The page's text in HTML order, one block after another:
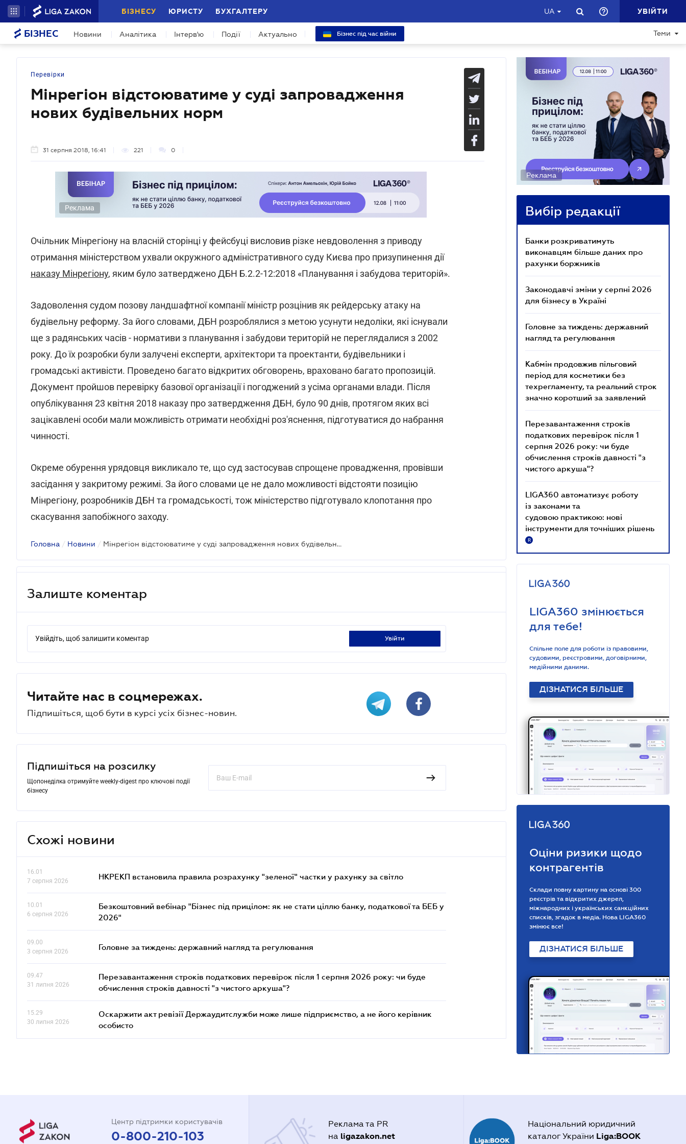
БІЗНЕСУ ЮРИСТУ БУХГАЛТЕРУ UA УВІЙТИ
БІЗНЕС Новини Аналітика Інтерв'ю Події Актуально Бізнес під час війни Теми
Перевірки
Мінрегіон відстоюватиме у суді запровадження
нових будівельних норм
31 серпня 2018, 16:41 221 0
Реклама
Очільник Мінрегіону на власній сторінці у фейсбуці висловив різке невдоволення з приводу
отримання міністерством ухвали окружного адміністративного суду Києва про призупинення дії
наказу Мінрегіону, яким було затверджено ДБН Б.2.2-12:2018 «Планування і забудова територій».
Задоволення судом позову ландшафтної компанії міністр розцінив як рейдерську атаку на
будівельну реформу. За його словами, ДБН розроблялися з метою усунути недоліки, які існували
ще з радянських часів - нормативи з планування і забудови територій не переглядалися з 2002
року. До їх розробки були залучені експерти, архітектори та проектанти, будівельники і
громадські активісти. Проведено багато відкритих обговорень, враховано багато пропозицій.
Документ пройшов перевірку базової організації і погоджений з усіма органами влади. Після
опублікування 23 квітня 2018 наказу про затвердження ДБН, було 90 днів, протягом яких всі
зацікавлені особи мали можливість отримати необхідні роз'яснення, підготуватися до набрання
чинності.
Окреме обурення урядовця викликало те, що суд застосував спрощене провадження, провівши
засідання у закритому режимі. За його словами це не дало можливості відстояти позицію
Мінрегіону, розробників ДБН та громадськості, тож міністерство підготувало клопотання про
скасування запобіжного заходу.
Головна / Новини / Мінрегіон відстоюватиме у суді запровадження нових будівельних норм
Залиште коментар
Увійдіть, щоб залишити коментар увійти
Читайте нас в соцмережах.
Підпишіться, щоб бути в курсі усіх бізнес-новин.
Підпишіться на розсилку
Щопонеділка отримуйте weekly-digest про ключові події
бізнесу
Схожі новини
16.01
7 серпня 2026
НКРЕКП встановила правила розрахунку "зеленої" частки у рахунку за світло
10.01
6 серпня 2026
Безкоштовний вебінар "Бізнес під прицілом: як не стати ціллю банку, податкової та БЕБ у
2026"
09.00
3 серпня 2026
Головне за тиждень: державний нагляд та регулювання
09.47
31 липня 2026
Перезавантаження строків податкових перевірок після 1 серпня 2026 року: чи буде
обчислення строків давності "з чистого аркуша"?
15.29
30 липня 2026
Оскаржити акт ревізії Держаудитслужби може лише підприємство, а не його керівник
особисто
Реклама
Вибір редакції
Банки розкриватимуть
виконавцям більше даних про
рахунки боржників
Законодавчі зміни у серпні 2026
для бізнесу в Україні
Головне за тиждень: державний
нагляд та регулювання
Кабмін продовжив пільговий
період для косметики без
техрегламенту, та реальний строк
значно коротший за заявлений
Перезавантаження строків
податкових перевірок після 1
серпня 2026 року: чи буде
обчислення строків давності "з
чистого аркуша"?
LIGA360 автоматизує роботу
із законами та
судовою практикою: нові
інструменти для точніших рішень
R
LIGA360 змінюється
для тебе!
Спільне поле для роботи із правовими,
судовими, реєстровими, договірними,
медійними даними.
ДІЗНАТИСЯ БІЛЬШЕ
Оціни ризики щодо
контрагентів
Склади повну картину на основі 300
реєстрів та відкритих джерел,
міжнародних і українських санкційних
списків, згадок в медіа. Нова LIGA360
змінює все!
ДІЗНАТИСЯ БІЛЬШЕ
Центр підтримки користувачів
0-800-210-103
Реклама та PR
на ligazakon.net
Національний юридичний
каталог України Liga:BOOK